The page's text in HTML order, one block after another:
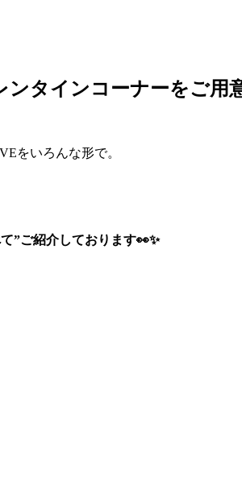
ンタインコーナーをご
をいろんな形で。
”ご紹介しております👀✨